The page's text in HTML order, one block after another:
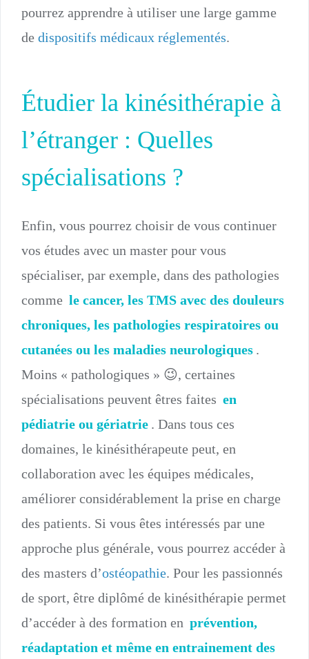
pourrez apprendre à utiliser une large gamme
de dispositifs médicaux réglementés.
Étudier la kinésithérapie à
l’étranger : Quelles
spécialisations ?
Enfin, vous pourrez choisir de vous continuer
vos études avec un master pour vous
spécialiser, par exemple, dans des pathologies
comme le cancer, les TMS avec des douleurs
chroniques, les pathologies respiratoires ou
cutanées ou les maladies neurologiques .
Moins « pathologiques » 😉, certaines
spécialisations peuvent êtres faites en
pédiatrie ou gériatrie . Dans tous ces
domaines, le kinésithérapeute peut, en
collaboration avec les équipes médicales,
améliorer considérablement la prise en charge
des patients. Si vous êtes intéressés par une
approche plus générale, vous pourrez accéder à
des masters d’ostéopathie. Pour les passionnés
de sport, être diplômé de kinésithérapie permet
d’accéder à des formation en prévention,
réadaptation et même en entrainement des